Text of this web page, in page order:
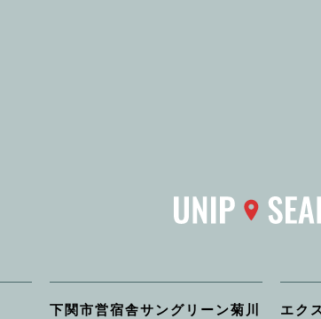
下関市営宿舎サングリーン菊川
エク